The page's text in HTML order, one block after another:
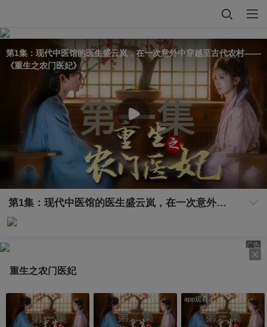
第1集：现代中医馆的医生盛云岚，在一次意外中穿越至古代农村——
《重生之农门医妃》
第1集：现代中医馆的医生盛云岚，在一次意外中穿越至古代农村——《重生之农门医妃》
广告
重生之农门医妃
app观看